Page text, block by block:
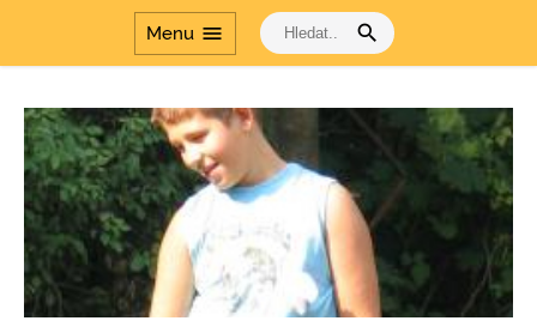
Menu menu search
Šablony
řeš
Cesta dějinami a Cesta
dějinami - období
komunismu